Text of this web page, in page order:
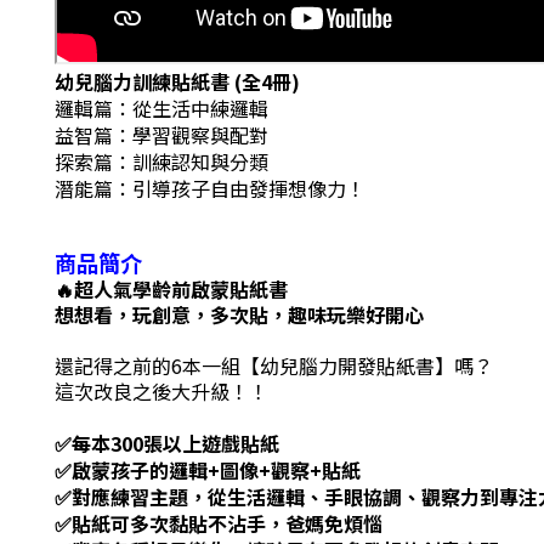
幼兒腦力訓練貼紙書 (全4冊)
邏輯篇：從生活中練邏輯
益智篇：學習觀察與配對
探索篇：訓練認知與分類
潛能篇：引導孩子自由發揮想像力！
商品簡介
🔥超人氣學齡前啟蒙貼紙書
想想看，玩創意，多次貼，趣味玩樂好開心
還記得之前的6本一組【幼兒腦力開發貼紙書】嗎？
這次改良之後大升級！！
✅每本300張以上遊戲貼紙
✅啟蒙孩子的邏輯+圖像+觀察+貼紙
✅對應練習主題，從生活邏輯、手眼協調、觀察力到專注
✅貼紙可多次黏貼不沾手，爸媽免煩惱